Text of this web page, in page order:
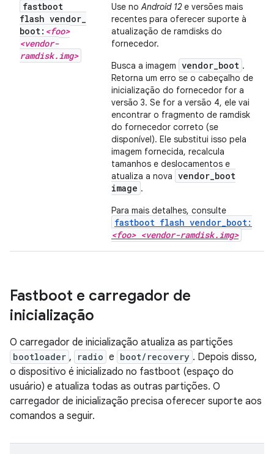
fastboot
flash vendor_
boot: <foo>
<vendor-
ramdisk.img>
Use noAndroid 12e versões mais
recentes para oferecer suporte à
atualização de ramdisks do
fornecedor.
Busca a imagem vendor_boot .
Retorna um erro se o cabeçalho de
inicialização do fornecedor for a
versão 3. Se for a versão 4, ele vai
encontrar o fragmento de ramdisk
do fornecedor correto (se
disponível). Ele substitui isso pela
imagem fornecida, recalcula
tamanhos e deslocamentos e
atualiza a nova vendor_boot
image .
Para mais detalhes, consulte
fastboot flash vendor_boot:
<foo> <vendor-ramdisk.img>
Fastboot e carregador de
inicialização
O carregador de inicialização atualiza as partições
bootloader , radio e boot/recovery . Depois disso,
o dispositivo é inicializado no fastboot (espaço do
usuário) e atualiza todas as outras partições. O
carregador de inicialização precisa oferecer suporte aos
comandos a seguir.